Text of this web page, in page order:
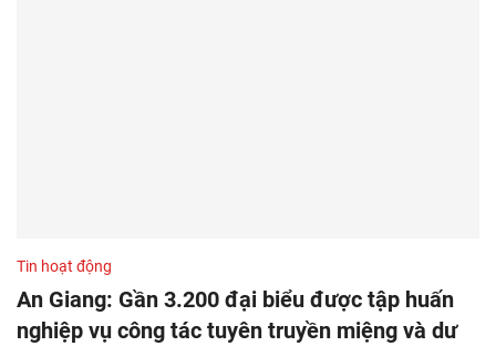
Tin hoạt động
An Giang: Gần 3.200 đại biểu được tập huấn
nghiệp vụ công tác tuyên truyền miệng và dư